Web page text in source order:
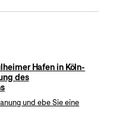
Hafen in Köln-
des
und ebe Sie eine